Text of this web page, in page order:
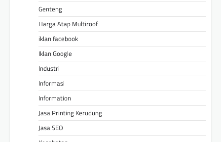
Genteng
Harga Atap Multiroof
iklan facebook
Iklan Google
Industri
Informasi
Information
Jasa Printing Kerudung
Jasa SEO